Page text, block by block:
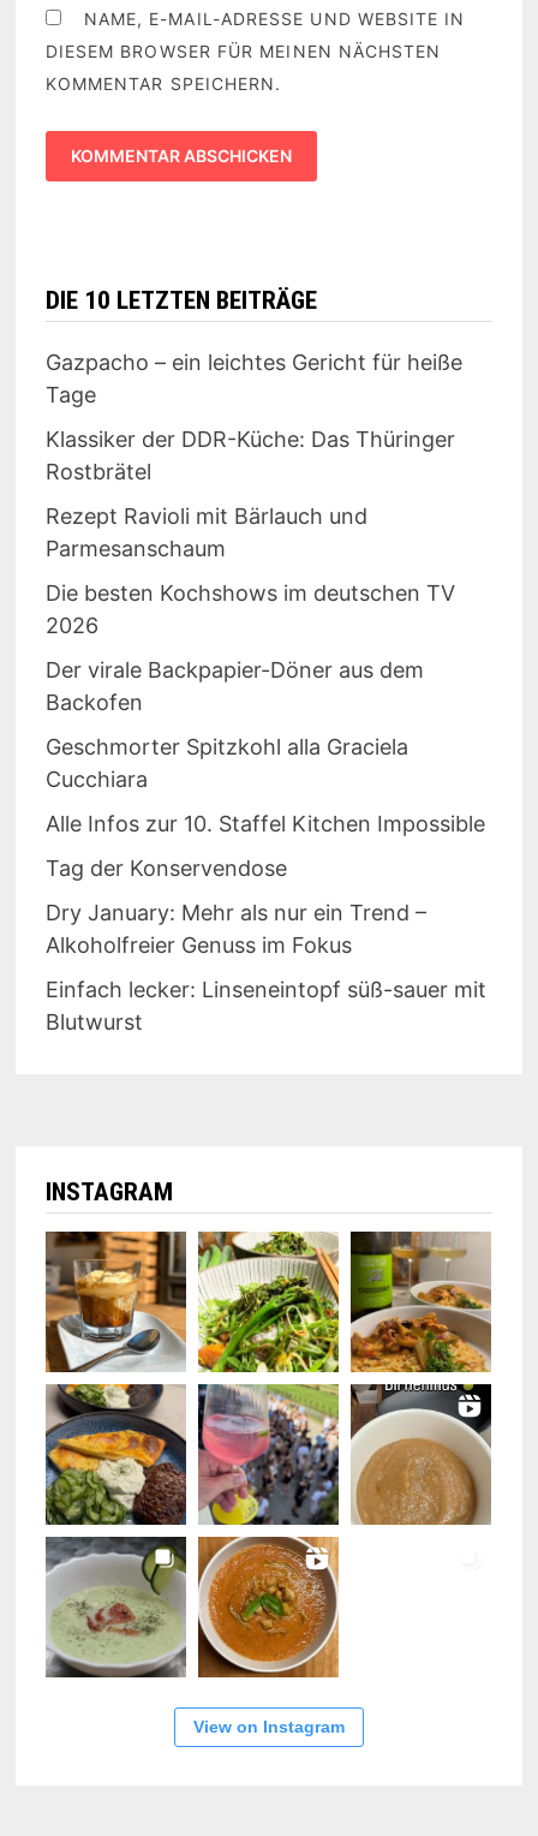
NAME, E-MAIL-ADRESSE UND WEBSITE IN
DIESEM BROWSER FÜR MEINEN NÄCHSTEN
KOMMENTAR SPEICHERN.
DIE 10 LETZTEN BEITRÄGE
Gazpacho – ein leichtes Gericht für heiße
Tage
Klassiker der DDR-Küche: Das Thüringer
Rostbrätel
Rezept Ravioli mit Bärlauch und
Parmesanschaum
Die besten Kochshows im deutschen TV
2026
Der virale Backpapier-Döner aus dem
Backofen
Geschmorter Spitzkohl alla Graciela
Cucchiara
Alle Infos zur 10. Staffel Kitchen Impossible
Tag der Konservendose
Dry January: Mehr als nur ein Trend –
Alkoholfreier Genuss im Fokus
Einfach lecker: Linseneintopf süß-sauer mit
Blutwurst
INSTAGRAM
View on Instagram